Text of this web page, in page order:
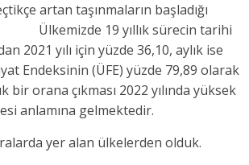
artan taşınmaların başladığı
yıllık sürecin tarihi
2021 yılı için yüzde 36,10, aylık ise
Endeksinin (ÜFE) yüzde 79,89 olarak
bir orana çıkması 2022 yılında yüksek
anlamına gelmektedir.
yer alan ülkelerden olduk.